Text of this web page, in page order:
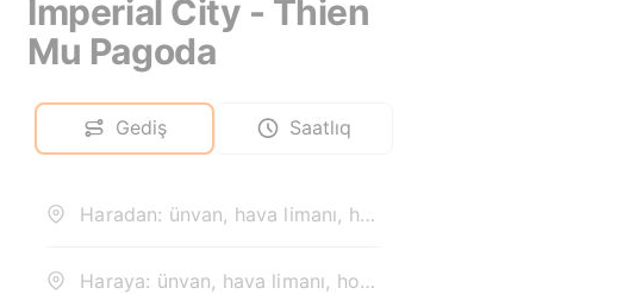
Imperial City - Thien
Mu Pagoda
Gediş Saatlıq
Haradan: ünvan, hava limanı, hotel
Haraya: ünvan, hava limanı, hotel